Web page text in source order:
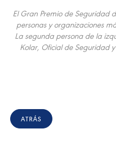
El Gran Premio de Seguridad
personas y organizaciones
La segunda persona de la
Kolar, Oficial de Seguridad
ATRÁS